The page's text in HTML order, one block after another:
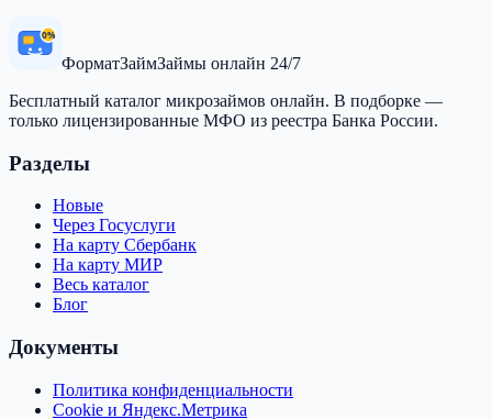
0%
ФорматЗаймЗаймы онлайн 24/7
Бесплатный каталог микрозаймов онлайн. В подборке —
только лицензированные МФО из реестра Банка России.
Разделы
Новые
Через Госуслуги
На карту Сбербанк
На карту МИР
Весь каталог
Блог
Документы
Политика конфиденциальности
Cookie и Яндекс.Метрика